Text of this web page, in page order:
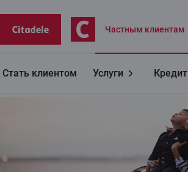
Частным клиентам
Стать клиентом Услуги